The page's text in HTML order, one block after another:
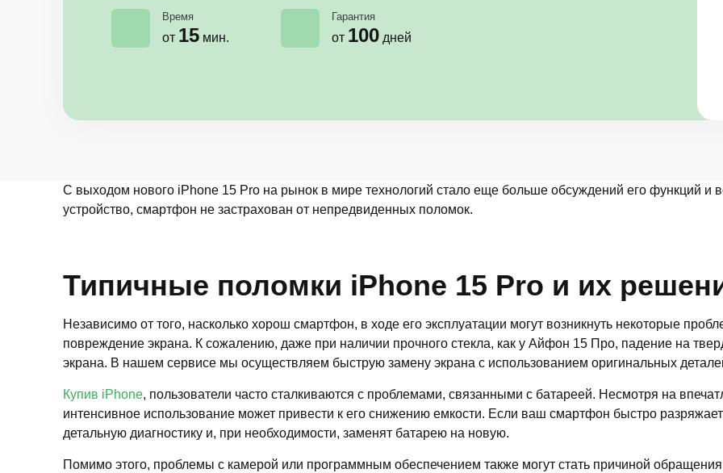
Время
от 15 мин.
Гарантия
от 100 дней
С выходом нового iPhone 15 Pro на рынок в мире технологий стало еще больше обсуждений его функций и
устройство, смартфон не застрахован от непредвиденных поломок.
Типичные поломки iPhone 15 Pro и их
Независимо от того, насколько хорош смартфон, в ходе его эксплуатации могут возникнуть некоторые
повреждение экрана. К сожалению, даже при наличии прочного стекла, как у Айфон 15 Про, падение на
экрана. В нашем сервисе мы осуществляем быструю замену экрана с использованием оригинальных
Купив iPhone, пользователи часто сталкиваются с проблемами, связанными с батареей. Несмотря на
интенсивное использование может привести к его снижению емкости. Если ваш смартфон быстро
детальную диагностику и, при необходимости, заменят батарею на новую.
Помимо этого, проблемы с камерой или программным обеспечением также могут стать причиной